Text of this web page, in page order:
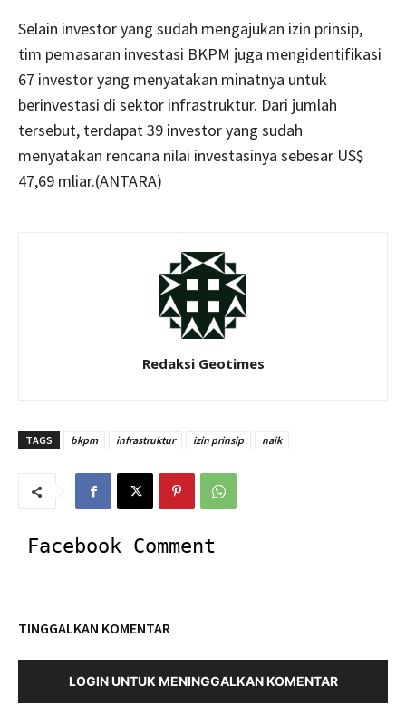
Selain investor yang sudah mengajukan izin prinsip,
tim pemasaran investasi BKPM juga mengidentifikasi
67 investor yang menyatakan minatnya untuk
berinvestasi di sektor infrastruktur. Dari jumlah
tersebut, terdapat 39 investor yang sudah
menyatakan rencana nilai investasinya sebesar US$
47,69 mliar.(ANTARA)
Redaksi Geotimes
TAGS bkpm infrastruktur izin prinsip naik
Facebook Comment
TINGGALKAN KOMENTAR
LOGIN UNTUK MENINGGALKAN KOMENTAR